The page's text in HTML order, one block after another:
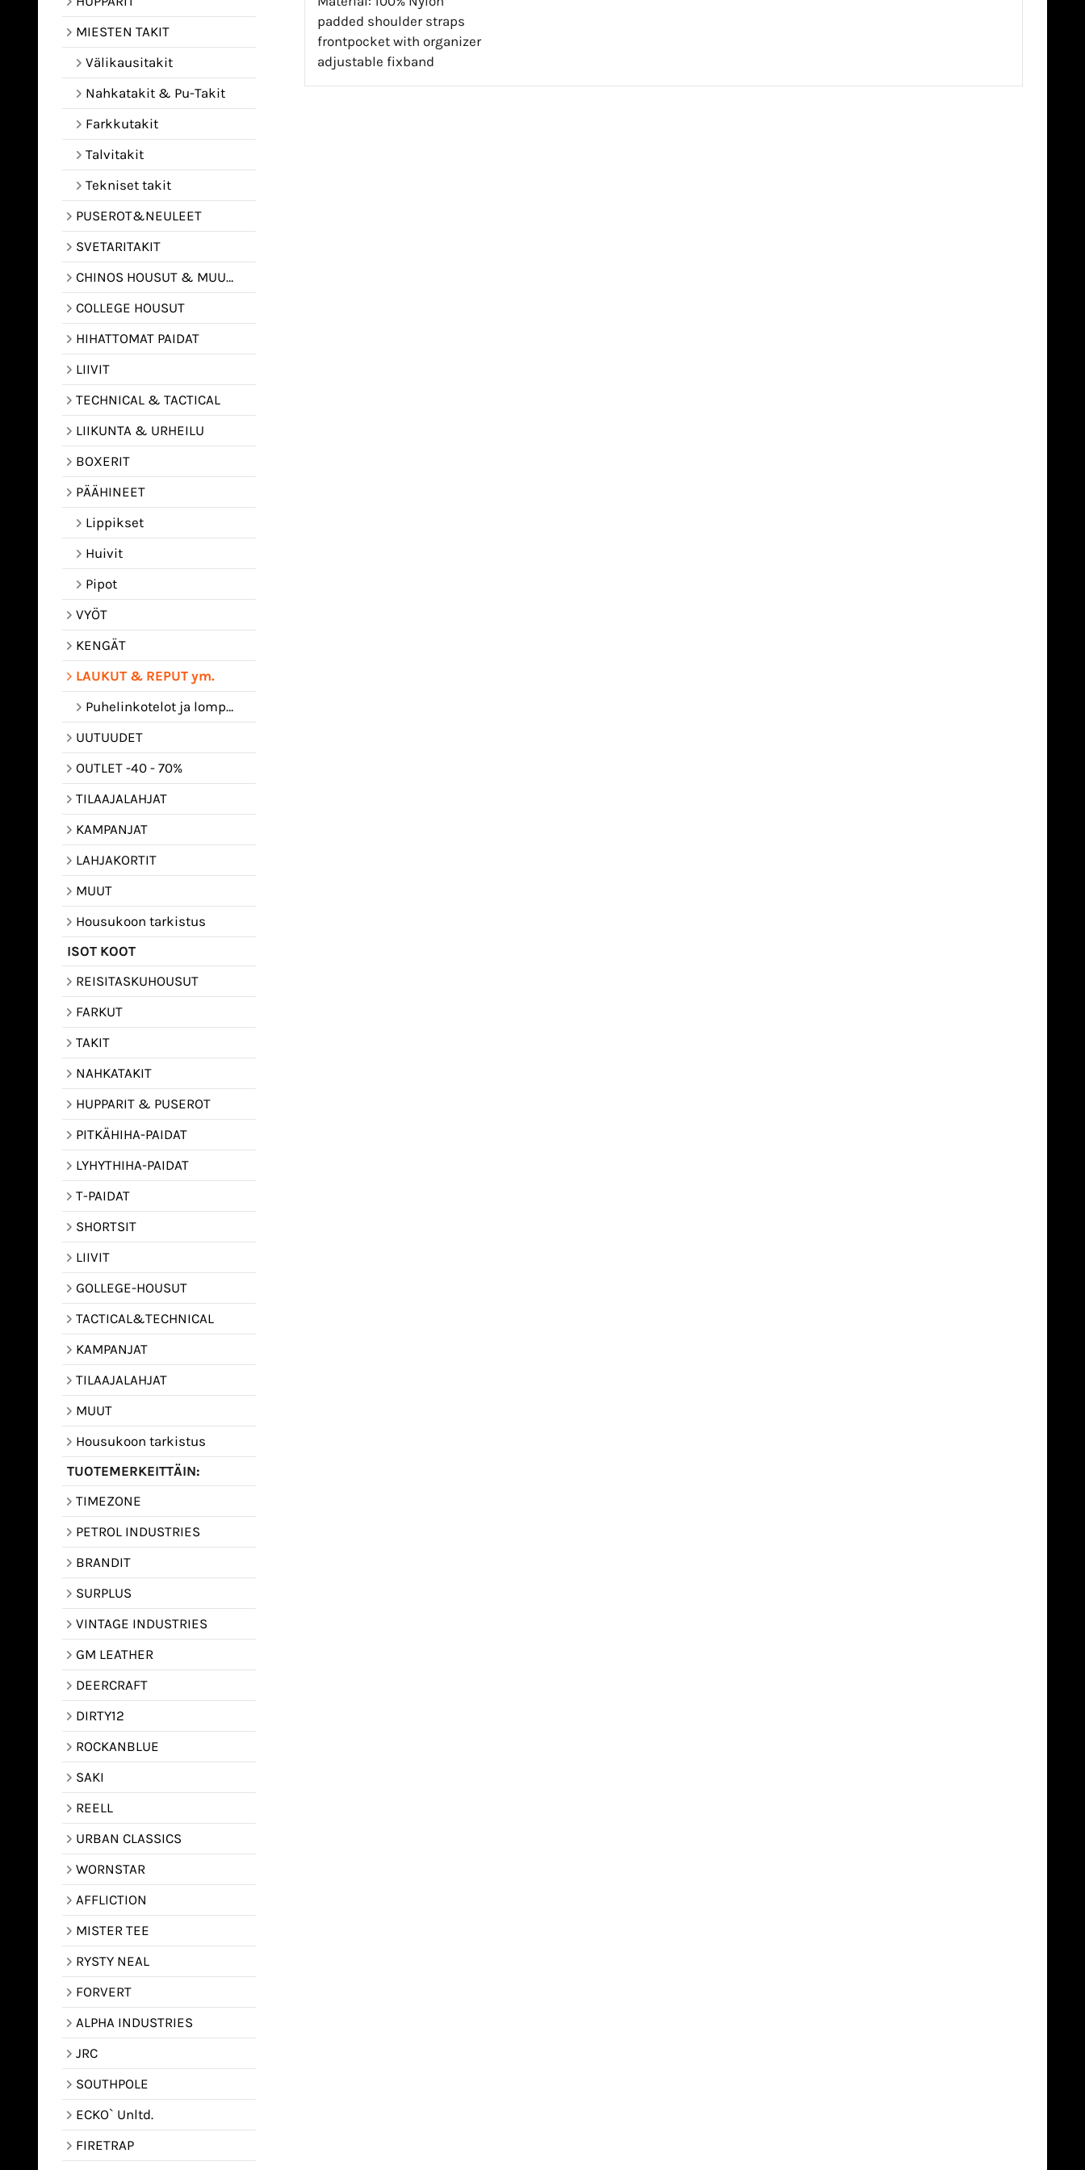
MIESTEN TAKIT
Välikausitakit
Nahkatakit & Pu-Takit
Farkkutakit
Talvitakit
Tekniset takit
PUSEROT&NEULEET
SVETARITAKIT
CHINOS HOUSUT & MUUT HOUSUT
COLLEGE HOUSUT
HIHATTOMAT PAIDAT
LIIVIT
TECHNICAL & TACTICAL
LIIKUNTA & URHEILU
BOXERIT
PÄÄHINEET
Lippikset
Huivit
Pipot
VYÖT
KENGÄT
LAUKUT & REPUT ym.
Puhelinkotelot ja lompakot
UUTUUDET
OUTLET -40 - 70%
TILAAJALAHJAT
KAMPANJAT
LAHJAKORTIT
MUUT
Housukoon tarkistus
ISOT KOOT
REISITASKUHOUSUT
FARKUT
TAKIT
NAHKATAKIT
HUPPARIT & PUSEROT
PITKÄHIHA-PAIDAT
LYHYTHIHA-PAIDAT
T-PAIDAT
SHORTSIT
LIIVIT
GOLLEGE-HOUSUT
TACTICAL&TECHNICAL
KAMPANJAT
TILAAJALAHJAT
MUUT
Housukoon tarkistus
TUOTEMERKEITTÄIN:
TIMEZONE
PETROL INDUSTRIES
BRANDIT
SURPLUS
VINTAGE INDUSTRIES
GM LEATHER
DEERCRAFT
DIRTY12
ROCKANBLUE
SAKI
REELL
URBAN CLASSICS
WORNSTAR
AFFLICTION
MISTER TEE
RYSTY NEAL
FORVERT
ALPHA INDUSTRIES
JRC
SOUTHPOLE
ECKO` Unltd.
FIRETRAP
padded shoulder straps
frontpocket with organizer
adjustable fixband